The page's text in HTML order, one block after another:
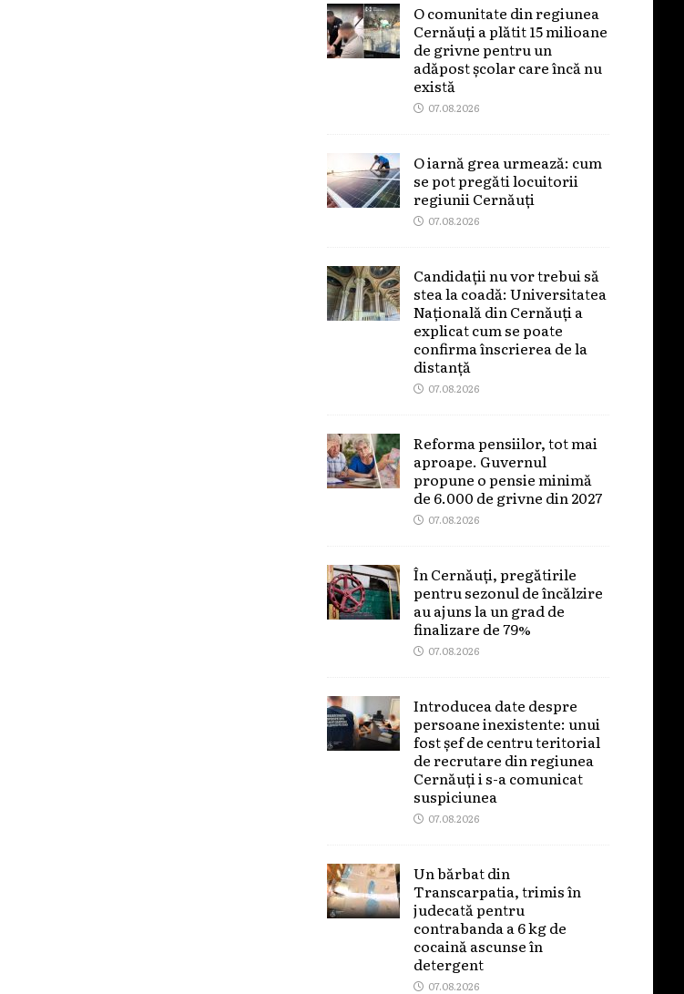
O comunitate din regiunea
Cernăuți a plătit 15 milioane
de grivne pentru un
adăpost școlar care încă nu
există
07.08.2026
O iarnă grea urmează: cum
se pot pregăti locuitorii
regiunii Cernăuți
07.08.2026
Candidații nu vor trebui să
stea la coadă: Universitatea
Națională din Cernăuți a
explicat cum se poate
confirma înscrierea de la
distanță
07.08.2026
Reforma pensiilor, tot mai
aproape. Guvernul
propune o pensie minimă
de 6.000 de grivne din 2027
07.08.2026
În Cernăuți, pregătirile
pentru sezonul de încălzire
au ajuns la un grad de
finalizare de 79%
07.08.2026
Introducea date despre
persoane inexistente: unui
fost șef de centru teritorial
de recrutare din regiunea
Cernăuți i s-a comunicat
suspiciunea
07.08.2026
Un bărbat din
Transcarpatia, trimis în
judecată pentru
contrabanda a 6 kg de
cocaină ascunse în
detergent
07.08.2026